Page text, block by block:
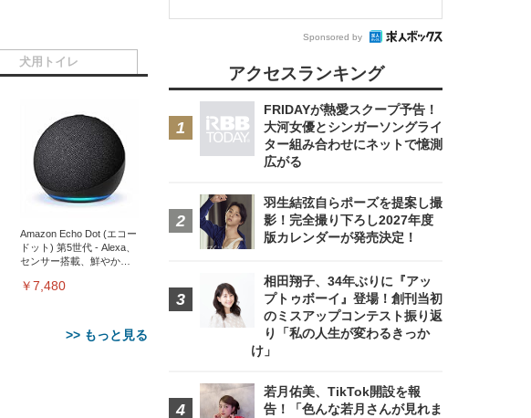
Amazon Echo Dot (エコー
ドット) 第5世代 - Alexa、
センサー搭載、鮮やかな
￥7,480
>> もっと見る
犬用トイレ
Sponsored by
アクセスランキング
FRIDAYが熱愛スクープ予告！
大河女優とシンガーソングライ
ター組み合わせにネットで憶測
広がる
羽生結弦自らポーズを提案し撮
影！完全撮り下ろし2027年度
版カレンダーが発売決定！
相田翔子、34年ぶりに『アッ
プトゥボーイ』登場！創刊当初
のミスアップコンテスト振り返
り「私の人生が変わるきっか
け」
若月佑美、TikTok開設を報
告！「色んな若月さんが見れま